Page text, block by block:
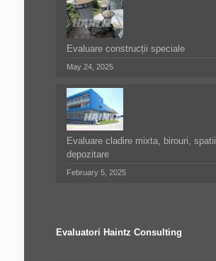
Evaluare construcții speciale
May 24, 2025
Evaluare cladire mixta, birouri, spatii
depozitare
February 5, 2025
Evaluatori Haintz Consulting